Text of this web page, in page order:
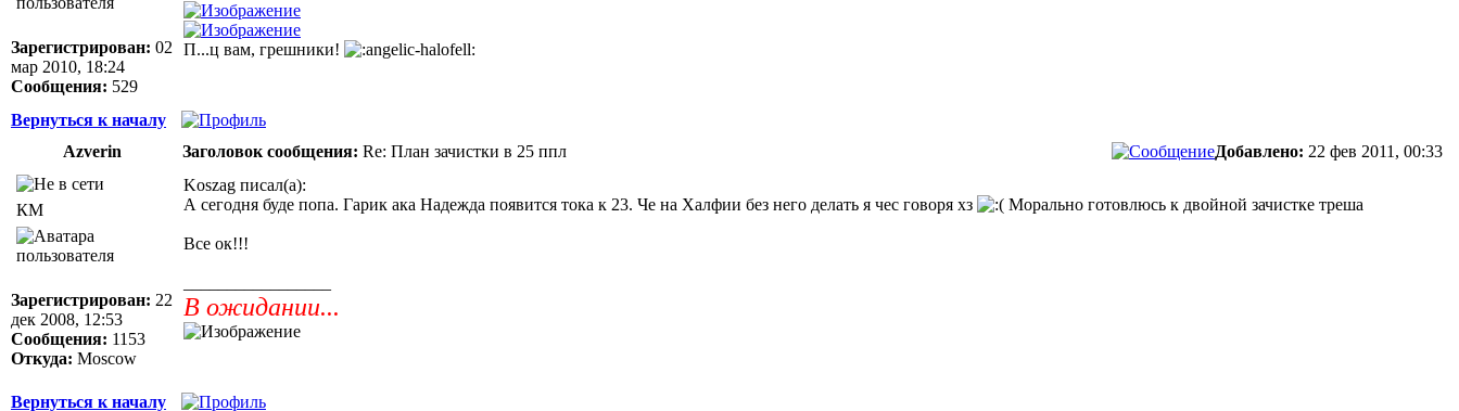
Зарегистрирован: 02
мар 2010, 18:24
Сообщения: 529
П...ц вам, грешники!
Вернуться к началу
Azverin
Заголовок сообщения: Re: План зачистки в 25 ппл Добавлено: 22 фев 2011, 00:33
КМ
Зарегистрирован: 22
дек 2008, 12:53
Сообщения: 1153
Откуда: Moscow
Koszag писал(а):
А сегодня буде попа. Гарик ака Надежда появится тока к 23. Че на Халфии без него делать я чес говоря хз
Морально готовлюсь к двойной зачистке треша
Все ок!!!
В ожидании...
Вернуться к началу